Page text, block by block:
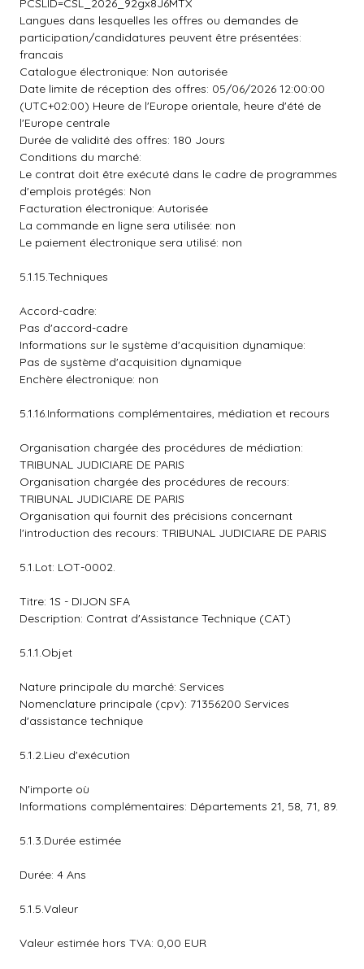
PCSLID=CSL_2026_92gx8J6MTX
Langues dans lesquelles les offres ou demandes de
participation/candidatures peuvent être présentées:
francais
Catalogue électronique: Non autorisée
Date limite de réception des offres: 05/06/2026 12:00:00
(UTC+02:00) Heure de l'Europe orientale, heure d'été de
l'Europe centrale
Durée de validité des offres: 180 Jours
Conditions du marché:
Le contrat doit être exécuté dans le cadre de programmes
d'emplois protégés: Non
Facturation électronique: Autorisée
La commande en ligne sera utilisée: non
Le paiement électronique sera utilisé: non
5.1.15.Techniques
Accord-cadre:
Pas d'accord-cadre
Informations sur le système d'acquisition dynamique:
Pas de système d'acquisition dynamique
Enchère électronique: non
5.1.16.Informations complémentaires, médiation et recours
Organisation chargée des procédures de médiation:
TRIBUNAL JUDICIARE DE PARIS
Organisation chargée des procédures de recours:
TRIBUNAL JUDICIARE DE PARIS
Organisation qui fournit des précisions concernant
l'introduction des recours: TRIBUNAL JUDICIARE DE PARIS
5.1.Lot: LOT-0002.
Titre: 1S - DIJON SFA
Description: Contrat d'Assistance Technique (CAT)
5.1.1.Objet
Nature principale du marché: Services
Nomenclature principale (cpv): 71356200 Services
d'assistance technique
5.1.2.Lieu d'exécution
N'importe où
Informations complémentaires: Départements 21, 58, 71, 89.
5.1.3.Durée estimée
Durée: 4 Ans
5.1.5.Valeur
Valeur estimée hors TVA: 0,00 EUR